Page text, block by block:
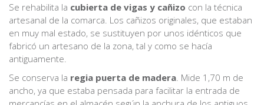
Se rehabilita la cubierta de vigas y cañizo con la técnica
artesanal de la comarca. Los cañizos originales, que estaban
en muy mal estado, se sustituyen por unos idénticos que
fabricó un artesano de la zona, tal y como se hacía
antiguamente.
Se conserva la regia puerta de madera . Mide 1,70 m de
ancho, ya que estaba pensada para facilitar la entrada de